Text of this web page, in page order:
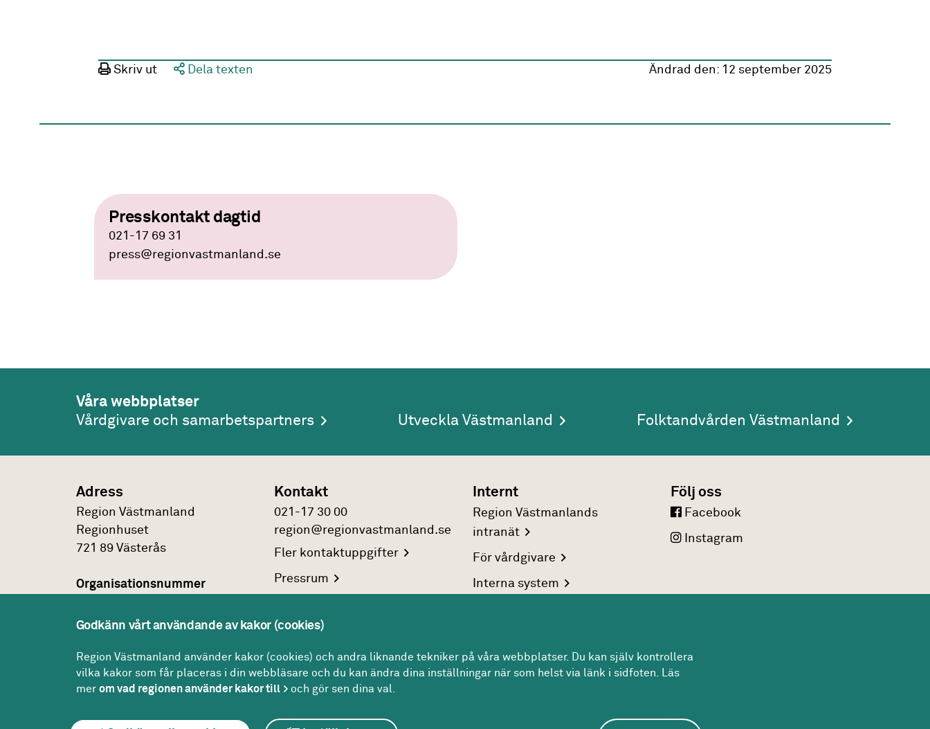
Skriv ut Dela texten Ändrad den: 12 september 2025
Presskontakt dagtid
021-17 69 31
press@regionvastmanland.se
Våra webbplatser
Vårdgivare och samarbetspartners
Utveckla Västmanland Folktandvården Västmanland
Adress
Region Västmanland
Regionhuset
721 89 Västerås
Organisationsnummer
0007:2321000172
Kontakt
021-17 30 00
region@regionvastmanland.se
Fler kontaktuppgifter
Pressrum
Ompersonuppgifter
Internt
Region Västmanlands
intranät
Förvårdgivare
Internasystem
Följ oss
Facebook
Instagram
Godkänn vårt användande av kakor (cookies)
Region Västmanland använder kakor (cookies) och andra liknande tekniker på våra webbplatser. Du kan själv kontrollera
vilka kakor som får placeras i din webbläsare och du kan ändra dina inställningar när som helst via länk i sidfoten. Läs
mer om vad regionen använder kakor till och gör sen dina val.